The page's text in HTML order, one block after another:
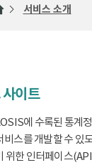
서비스 소개
이트
에 수록된 통계
비스를 개발할 수 있
위한 인터페이스